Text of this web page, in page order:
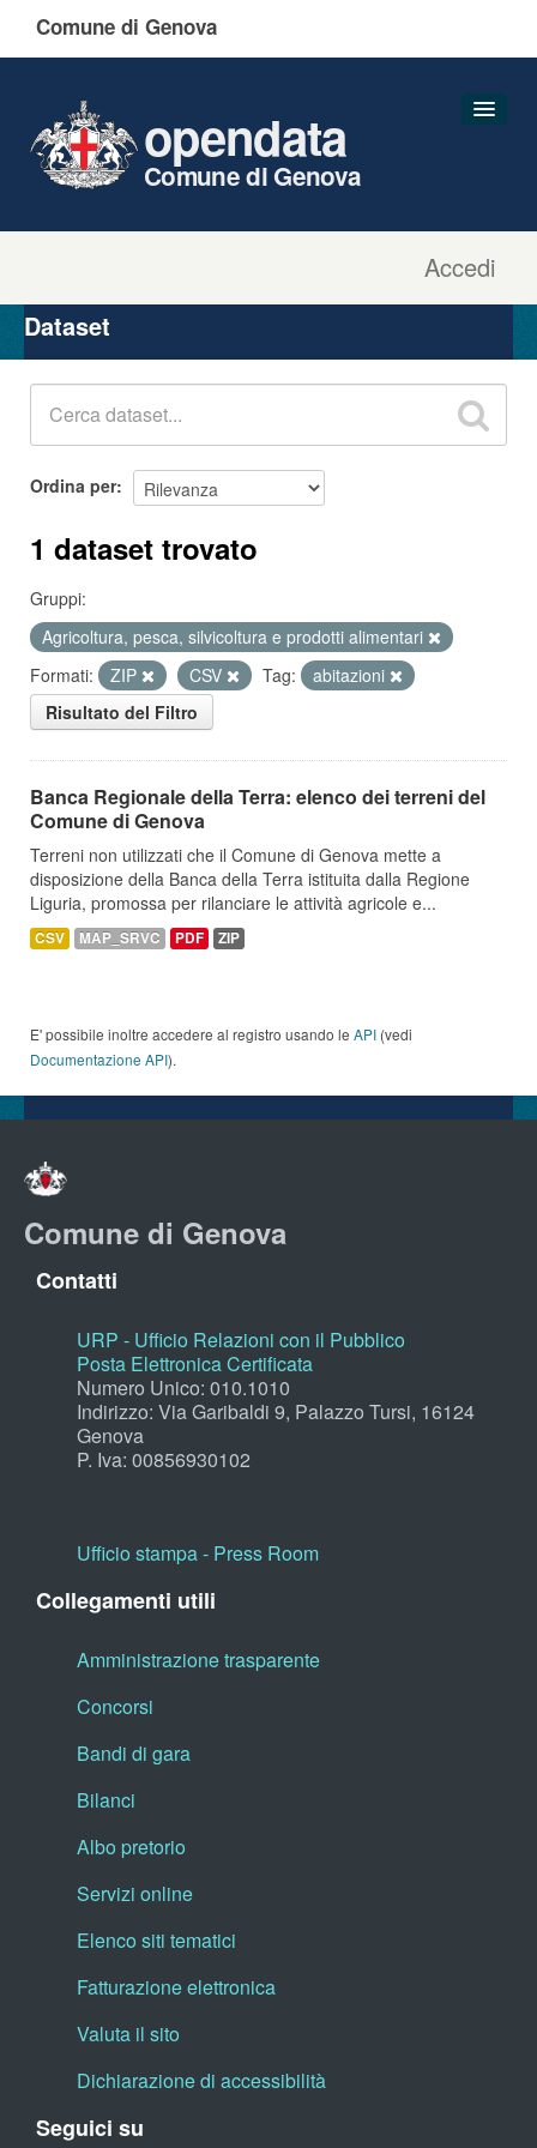
Comune di Genova
Accedi
opendata
Comune di Genova
Organizzazioni
Gruppi
Dataset
Ordina per
1 dataset trovato
Gruppi:
Agricoltura, pesca, silvicoltura e prodotti alimentari
Formati:
ZIP CSV Tag:
abitazioni
Risultato del Filtro
Banca Regionale della Terra: elenco dei terreni del
Comune di Genova
Terreni non utilizzati che il Comune di Genova mette a
disposizione della Banca della Terra istituita dalla Regione
Liguria, promossa per rilanciare le attività agricole e...
CSV MAP_SRVC PDF ZIP
E' possibile inoltre accedere al registro usando le API (vedi
Documentazione API).
Comune di Genova
Contatti
URP - Ufficio Relazioni con il Pubblico
Posta Elettronica Certificata
Numero Unico: 010.1010
Indirizzo: Via Garibaldi 9, Palazzo Tursi, 16124
Genova
P. Iva: 00856930102
Ufficio stampa - Press Room
Collegamenti utili
Amministrazione trasparente
Concorsi
Bandi di gara
Bilanci
Albo pretorio
Servizi online
Elenco siti tematici
Fatturazione elettronica
Valuta il sito
Dichiarazione di accessibilità
Seguici su